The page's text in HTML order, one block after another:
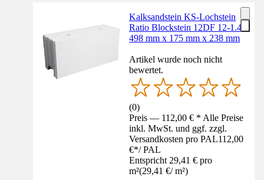
Kalksandstein KS-Lochstein
Ratio Blockstein 12DF 12-1.4
498 mm x 175 mm x 238 mm
Artikel wurde noch nicht
bewertet.
(0)
Preis — 112,00 € * Alle Preise
inkl. MwSt. und ggf. zzgl.
Versandkosten pro PAL112,00
€*/ PAL
Entspricht 29,41 € pro
m²(29,41 €/ m²)